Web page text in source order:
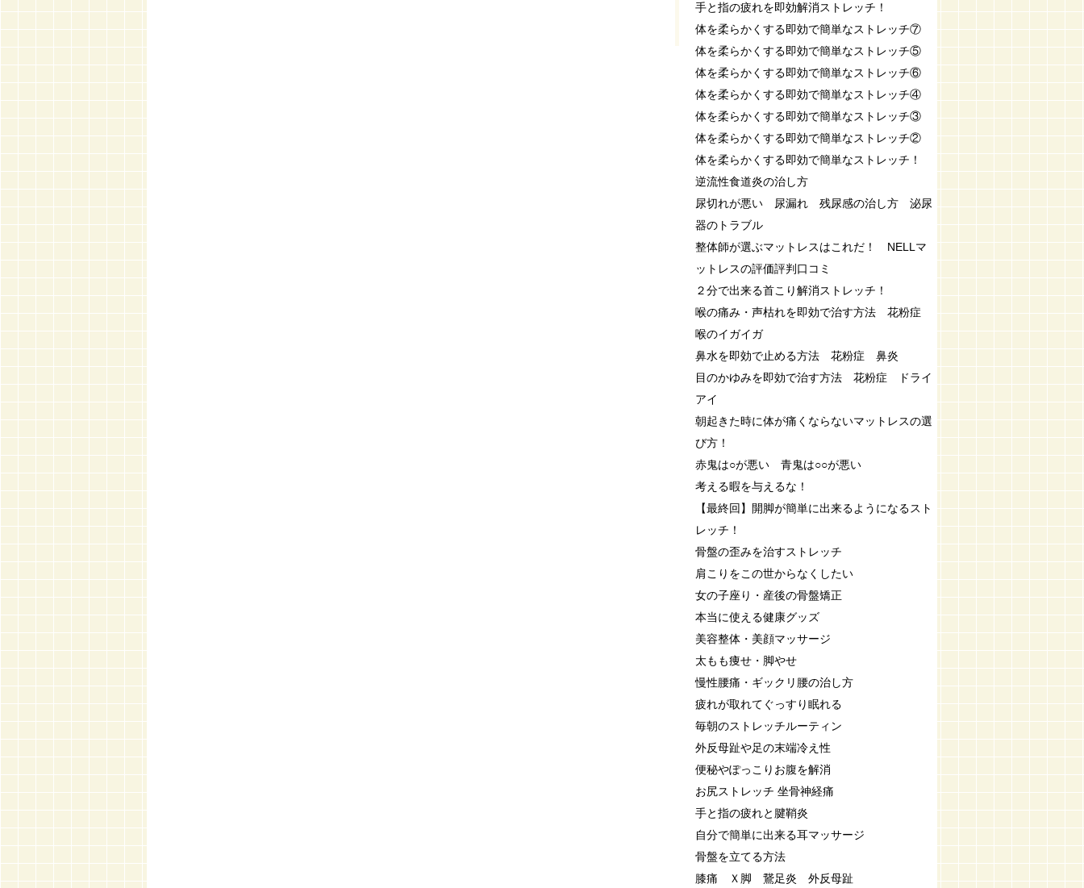
手と指の疲れを即効解消ストレッチ！
体を柔らかくする即効で簡単なストレッチ⑦
体を柔らかくする即効で簡単なストレッチ⑤
体を柔らかくする即効で簡単なストレッチ⑥
体を柔らかくする即効で簡単なストレッチ④
体を柔らかくする即効で簡単なストレッチ③
体を柔らかくする即効で簡単なストレッチ②
体を柔らかくする即効で簡単なストレッチ！
逆流性食道炎の治し方
尿切れが悪い 尿漏れ 残尿感の治し方 泌尿
器のトラブル
整体師が選ぶマットレスはこれだ！ NELLマ
ットレスの評価評判口コミ
２分で出来る首こり解消ストレッチ！
喉の痛み・声枯れを即効で治す方法 花粉症
喉のイガイガ
鼻水を即効で止める方法 花粉症 鼻炎
目のかゆみを即効で治す方法 花粉症 ドライ
アイ
朝起きた時に体が痛くならないマットレスの選
び方！
赤鬼は○が悪い 青鬼は○○が悪い
考える暇を与えるな！
【最終回】開脚が簡単に出来るようになるスト
レッチ！
骨盤の歪みを治すストレッチ
肩こりをこの世からなくしたい
女の子座り・産後の骨盤矯正
本当に使える健康グッズ
美容整体・美顔マッサージ
太もも痩せ・脚やせ
慢性腰痛・ギックリ腰の治し方
疲れが取れてぐっすり眠れる
毎朝のストレッチルーティン
外反母趾や足の末端冷え性
便秘やぽっこりお腹を解消
お尻ストレッチ 坐骨神経痛
手と指の疲れと腱鞘炎
自分で簡単に出来る耳マッサージ
骨盤を立てる方法
膝痛 Ｘ脚 鵞足炎 外反母趾